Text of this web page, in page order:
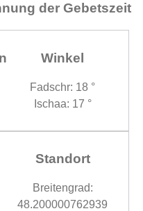
der Gebetszeit
Winkel
Fadschr: 18 °
Ischaa: 17 °
Standort
Breitengrad:
48.200000762939